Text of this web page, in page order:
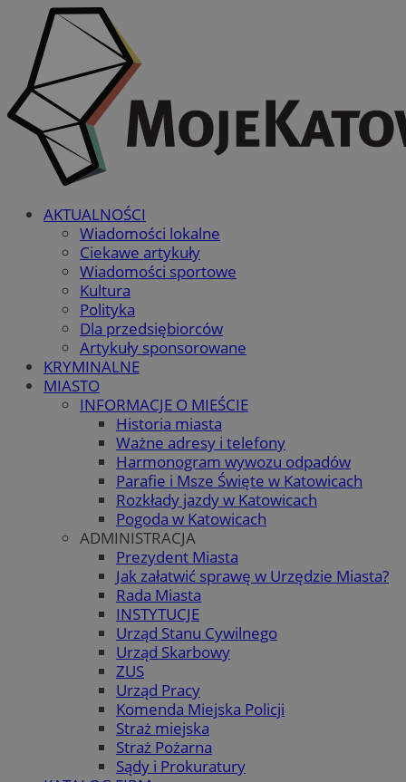
AKTUALNOŚCI
Wiadomości lokalne
Ciekawe artykuły
Wiadomości sportowe
Kultura
Polityka
Dla przedsiębiorców
Artykuły sponsorowane
KRYMINALNE
MIASTO
INFORMACJE O MIEŚCIE
Historia miasta
Ważne adresy i telefony
Harmonogram wywozu odpadów
Parafie i Msze Święte w Katowicach
Rozkłady jazdy w Katowicach
Pogoda w Katowicach
ADMINISTRACJA
Prezydent Miasta
Jak załatwić sprawę w Urzędzie Miasta?
Rada Miasta
INSTYTUCJE
Urząd Stanu Cywilnego
Urząd Skarbowy
ZUS
Urząd Pracy
Komenda Miejska Policji
Straż miejska
Straż Pożarna
Sądy i Prokuratury